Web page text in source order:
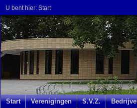
U bent hier: Start
Start Verenigingen S.V.Z.